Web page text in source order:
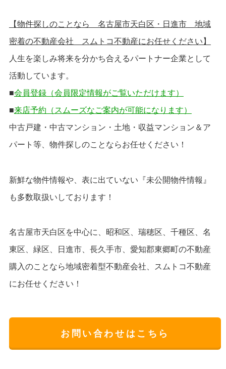
【物件探しのことなら 名古屋市天白区・日進市 地域
密着の不動産会社 スムトコ不動産にお任せください】
人生を楽しみ将来を分かち合えるパートナー企業として
活動しています。
■会員登録（会員限定情報がご覧いただけます）
■来店予約（スムーズなご案内が可能になります）
中古戸建・中古マンション・土地・収益マンション＆ア
パート等、物件探しのことならお任せください！
新鮮な物件情報や、表に出ていない『未公開物件情報』
も多数取扱いしております！
名古屋市天白区を中心に、昭和区、瑞穂区、千種区、名
東区、緑区、日進市、長久手市、愛知郡東郷町の不動産
購入のことなら地域密着型不動産会社、スムトコ不動産
にお任せください！
お問い合わせはこちら